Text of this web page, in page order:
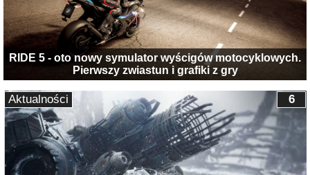
RIDE 5 - oto nowy symulator wyścigów motocyklowych.
Pierwszy zwiastun i grafiki z gry
6
Aktualności